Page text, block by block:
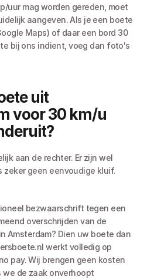
uur mag worden gereden, moet
aangeven. Als je een boete
Maps) of daar een bord 30
bij ons indient, voeg dan foto's
uit
voor 30 km/u
aan de rechter. Er zijn wel
zeker geen eenvoudige kluif.
overschrijden van de
Amsterdam? Dien uw boete dan
werkt volledig op
pay. Wij brengen geen kosten
we de zaak onverhoopt